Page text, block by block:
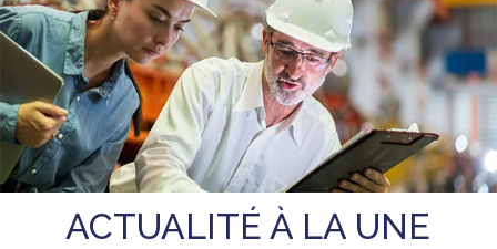
ACTUALITÉ À LA UNE